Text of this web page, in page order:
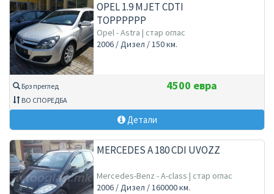
OPEL 1.9 MJET CDTI
TOPPPPPP
Opel - Astra | стар оглас
2006 / Дизел / 150 км.
Брз преглед
ВО СПОРЕДБА
4500 евра
Детали
MERCEDES A 180 CDI UVOZZ
Mercedes-Benz - A-class | стар оглас
2006 / Дизел / 160000 км.